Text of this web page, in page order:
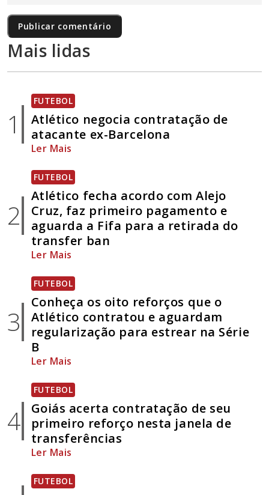
Mais lidas
1
FUTEBOL
Atlético negocia contratação de
atacante ex-Barcelona
Ler Mais
2
FUTEBOL
Atlético fecha acordo com Alejo
Cruz, faz primeiro pagamento e
aguarda a Fifa para a retirada do
transfer ban
Ler Mais
3
FUTEBOL
Conheça os oito reforços que o
Atlético contratou e aguardam
regularização para estrear na Série
B
Ler Mais
4
FUTEBOL
Goiás acerta contratação de seu
primeiro reforço nesta janela de
transferências
Ler Mais
FUTEBOL